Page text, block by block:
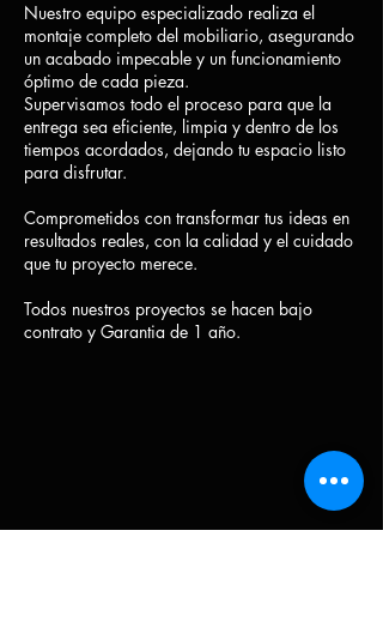
Nuestro equipo especializado realiza el
montaje completo del mobiliario, asegurando
un acabado impecable y un funcionamiento
óptimo de cada pieza.
Supervisamos todo el proceso para que la
entrega sea eficiente, limpia y dentro de los
tiempos acordados, dejando tu espacio listo
para disfrutar.
Comprometidos con transformar tus ideas en
resultados reales, con la calidad y el cuidado
que tu proyecto merece.
Todos nuestros proyectos se hacen bajo
contrato y Garantia de 1 año.